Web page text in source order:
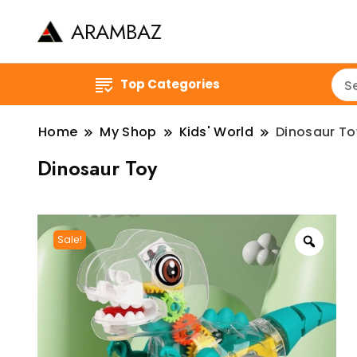
ARAMBAZ
Top Categories
Home My Shop Kids' World Dinosaur
Dinosaur Toy
Sale!